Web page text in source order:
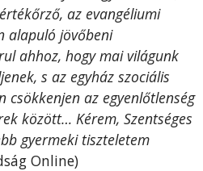
az evangéliumi
alapuló jövőbeni
ahhoz, hogy mai világunk
s az egyház szociális
csökkenjen az egyenlőtlenség
között… Kérem, Szentséges
gyermeki tiszteletem
Online)